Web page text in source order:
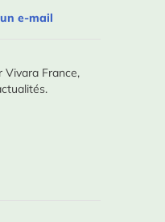
e-mail
Vivara France,